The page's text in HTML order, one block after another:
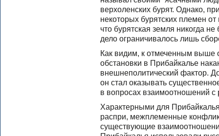
верхоленских бурят. Однако,
некоторых бурятских племен
что бурятская земля никогда
дело ограничивалось лишь
Как видим, к отмеченным выше
обстановки в Прибайкалье
внешнеполитический фактор.
он стал оказывать
в вопросах взаимоотношений с
Характерными для
распри, межплеменные
существующие